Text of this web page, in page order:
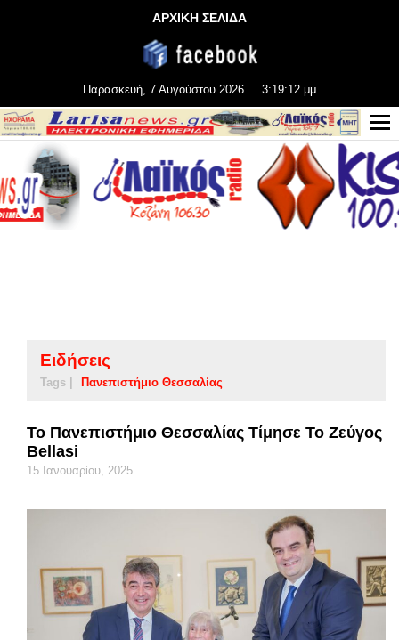
ΑΡΧΙΚΗ ΣΕΛΙΔΑ
Παρασκευή, 7 Αυγούστου 2026 3:19:13 μμ
Ειδήσεις
Tags | Πανεπιστήμιο Θεσσαλίας
Το Πανεπιστήμιο Θεσσαλίας Τίμησε Το Ζεύγος
Bellasi
15 Ιανουαρίου, 2025